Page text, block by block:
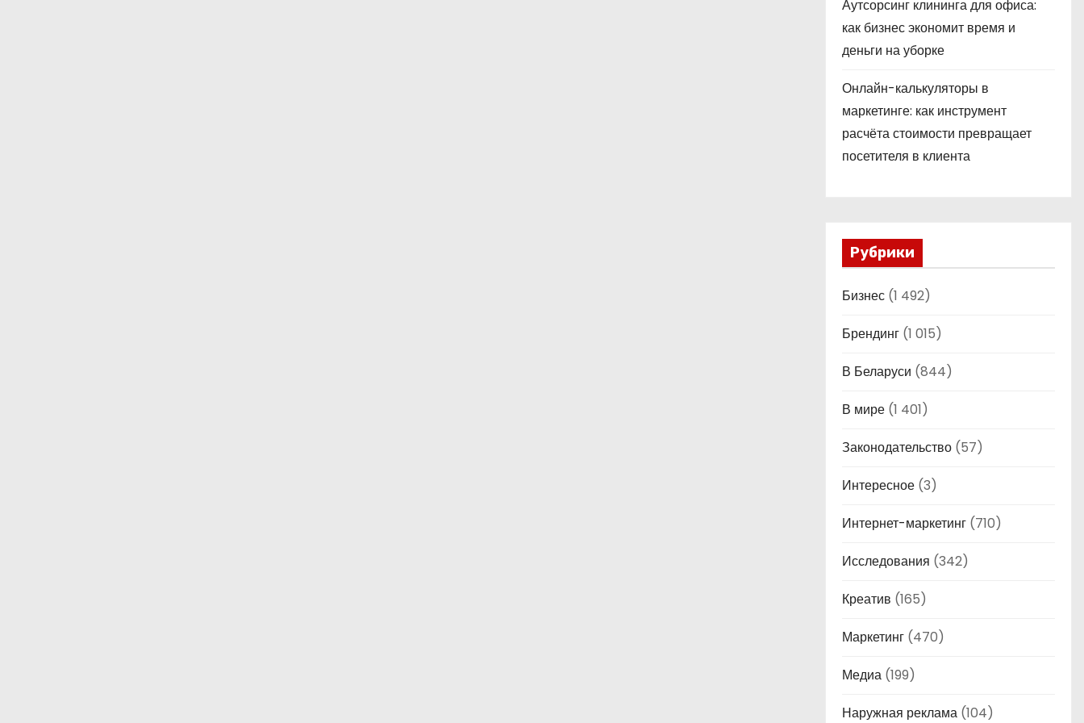
Аутсорсинг клининга для офиса:
как бизнес экономит время и
деньги на уборке
Онлайн-калькуляторы в
маркетинге: как инструмент
расчёта стоимости превращает
посетителя в клиента
Рубрики
Бизнес (1 492)
Брендинг (1 015)
В Беларуси (844)
В мире (1 401)
Законодательство (57)
Интересное (3)
Интернет-маркетинг (710)
Исследования (342)
Креатив (165)
Маркетинг (470)
Медиа (199)
Наружная реклама (104)